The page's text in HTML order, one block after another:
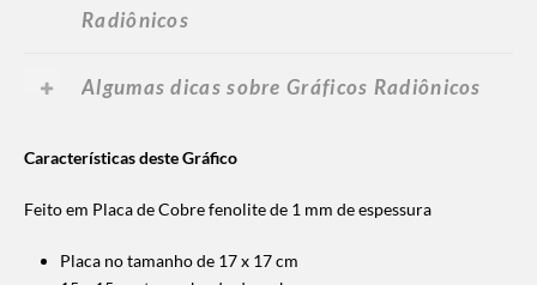
Radiônicos
Algumas dicas sobre Gráficos Radiônicos
Características deste Gráfico
Feito em Placa de Cobre fenolite de 1 mm de espessura
Placa no tamanho de 17 x 17 cm